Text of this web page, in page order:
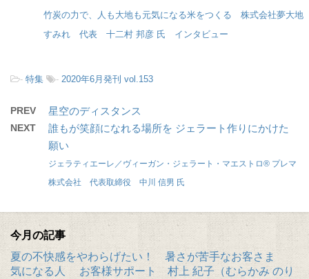
竹炭の力で、人も大地も元気になる米をつくる 株式会社夢大地
すみれ 代表 十二村 邦彦 氏 インタビュー
- 特集 - 2020年6月発刊 vol.153
PREV 星空のディスタンス
NEXT
誰もが笑顔になれる場所を ジェラート作りにかけた
願い
ジェラティエーレ／ヴィーガン・ジェラート・マエストロ® プレマ
株式会社 代表取締役 中川 信男 氏
今月の記事
夏の不快感をやわらげたい！ 暑さが苦手なお客さま
気になる人 お客様サポート 村上 紀子（むらかみ のり